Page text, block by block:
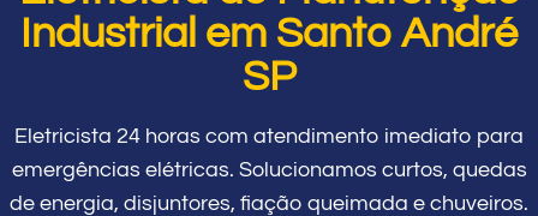
Industrial em Santo André
SP
Eletricista 24 horas com atendimento imediato para
emergências elétricas. Solucionamos curtos, quedas
de energia, disjuntores, fiação queimada e chuveiros.